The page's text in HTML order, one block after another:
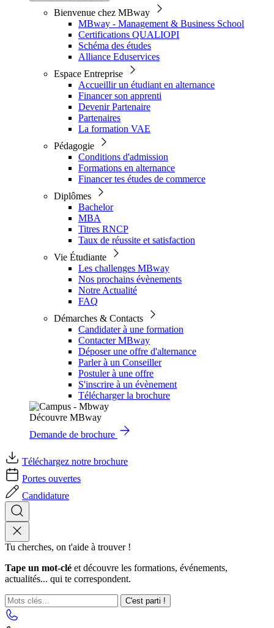
Bienvenue chez MBway
MBway - Management & Business School
Certifications QUALIOPI
Schéma des études
Alliance Eduservices
Espace Entreprise
Accueillir un étudiant en alternance
Financer son apprenti
Devenir Partenaire
Partenaires
La formation VAE
Pédagogie
Conditions d'admission
Formations en alternance
Financer tes études de commerce
Diplômes
Bachelor
MBA
Titres RNCP
Taux de réussite et satisfaction
Vie Étudiante
Les challenges MBway
Nos prochains évènements
Notre Actualité
FAQ
Démarches & Contacts
Candidater à une formation
Contacter MBway
Déposer une offre d'alternance
Parler à un Conseiller
Postuler à une offre
S'inscrire à un évènement
Télécharger la brochure
Découvre MBway
Demande de brochure
Téléchargez notre brochure
Portes ouvertes
Candidature
Tu cherches, on t'aide à trouver !
Tape un mot-clé et découvre les formations, événements,
actualités... qui te correspondent.
C'est parti !